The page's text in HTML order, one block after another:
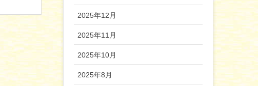
2025年12月
2025年11月
2025年10月
2025年8月